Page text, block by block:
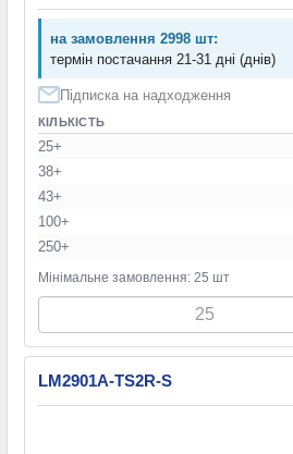
на замовлення 2998 шт:
термін постачання 21-31 дні (днів)
Підписка на надходження
КІЛЬКІСТЬ
25+
38+
43+
100+
250+
Мінімальне замовлення: 25 шт
LM2901A-TS2R-S